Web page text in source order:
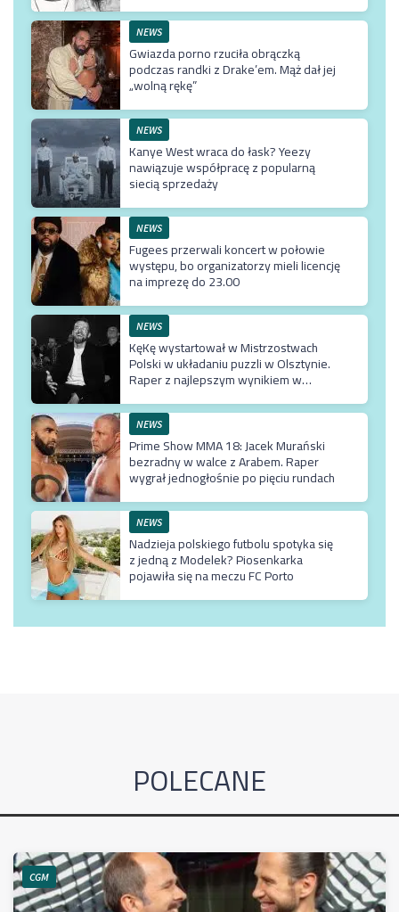
NEWS
Gwiazda porno rzuciła obrączką
podczas randki z Drake’em. Mąż dał jej
„wolną rękę”
NEWS
Kanye West wraca do łask? Yeezy
nawiązuje współpracę z popularną
siecią sprzedaży
NEWS
Fugees przerwali koncert w połowie
występu, bo organizatorzy mieli licencję
na imprezę do 23.00
NEWS
KęKę wystartował w Mistrzostwach
Polski w układaniu puzzli w Olsztynie.
Raper z najlepszym wynikiem w
NEWS
Prime Show MMA 18: Jacek Murański
bezradny w walce z Arabem. Raper
wygrał jednogłośnie po pięciu rundach
NEWS
Nadzieja polskiego futbolu spotyka się
z jedną z Modelek? Piosenkarka
pojawiła się na meczu FC Porto
POLECANE
CGM